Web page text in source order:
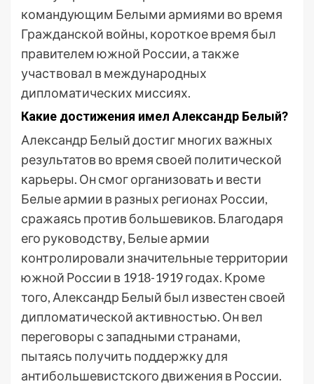
командующим Белыми армиями во время
Гражданской войны, короткое время был
правителем южной России, а также
участвовал в международных
дипломатических миссиях.
Какие достижения имел Александр Белый?
Александр Белый достиг многих важных
результатов во время своей политической
карьеры. Он смог организовать и вести
Белые армии в разных регионах России,
сражаясь против большевиков. Благодаря
его руководству, Белые армии
контролировали значительные территории
южной России в 1918-1919 годах. Кроме
того, Александр Белый был известен своей
дипломатической активностью. Он вел
переговоры с западными странами,
пытаясь получить поддержку для
антибольшевистского движения в России.